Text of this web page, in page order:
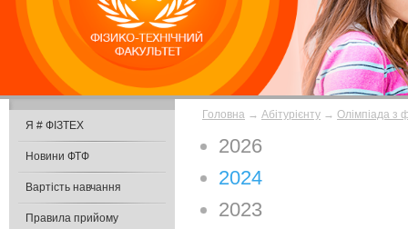
Головна → Абітурієнту → Олімпіада з
2026
2024
2023
Я # ФІЗТЕХ
Новини ФТФ
Вартість навчання
Правила прийому